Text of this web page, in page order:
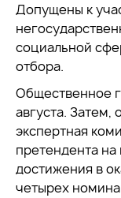
Допущены к
социальной
отбора.
Общественное
августа. Затем,
экспертная
претендента
достижения в
четырех